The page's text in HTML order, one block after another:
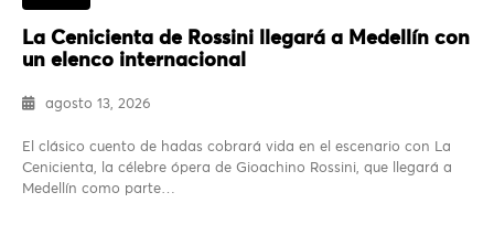
La Cenicienta de Rossini llegará a Medellín con
un elenco internacional
agosto 13, 2026
El clásico cuento de hadas cobrará vida en el escenario con La
Cenicienta, la célebre ópera de Gioachino Rossini, que llegará a
Medellín como parte…